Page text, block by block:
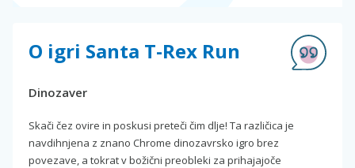
O igri Santa T-Rex Run
Dinozaver
Skači čez ovire in poskusi preteči čim dlje! Ta različica je
navdihnjena z znano Chrome dinozavrsko igro brez
povezave, a tokrat v božični preobleki za prihajajoče